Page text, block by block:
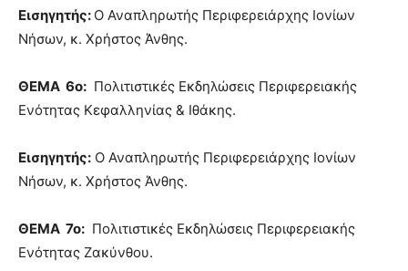
Εισηγητής: Ο Αναπληρωτής Περιφερειάρχης Ιονίων
Νήσων, κ. Χρήστος Άνθης.
ΘΕΜΑ 6ο: Πολιτιστικές Εκδηλώσεις Περιφερειακής
Ενότητας Κεφαλληνίας & Ιθάκης.
Εισηγητής: Ο Αναπληρωτής Περιφερειάρχης Ιονίων
Νήσων, κ. Χρήστος Άνθης.
ΘΕΜΑ 7ο: Πολιτιστικές Εκδηλώσεις Περιφερειακής
Ενότητας Ζακύνθου.